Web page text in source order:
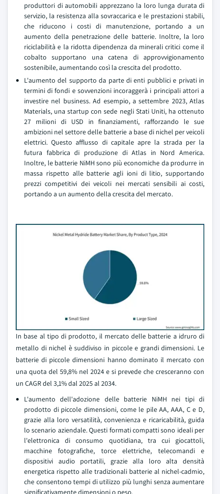
produttori di automobili apprezzano la loro lunga durata di
servizio, la resistenza alla sovraccarica e le prestazioni stabili,
che riducono i costi di manutenzione, portando a un
aumento della penetrazione delle batterie. Inoltre, la loro
riciclabilità e la ridotta dipendenza da minerali critici come il
cobalto supportano una catena di approvvigionamento
sostenibile, aumentando così la crescita del prodotto.
L'aumento del supporto da parte di enti pubblici e privati in
termini di fondi e sovvenzioni incoraggerà i principali attori a
investire nel business. Ad esempio, a settembre 2023, Atlas
Materials, una startup con sede negli Stati Uniti, ha ottenuto
27 milioni di USD in finanziamenti, rafforzando le sue
ambizioni nel settore delle batterie a base di nichel per veicoli
elettrici. Questo afflusso di capitale apre la strada per la
futura fabbrica di produzione di Atlas in Nord America.
Inoltre, le batterie NiMH sono più economiche da produrre in
massa rispetto alle batterie agli ioni di litio, supportando
prezzi competitivi dei veicoli nei mercati sensibili ai costi,
portando a un aumento della crescita del mercato.
In base al tipo di prodotto, il mercato delle batterie a idruro di
metallo di nichel è suddiviso in piccole e grandi dimensioni. Le
batterie di piccole dimensioni hanno dominato il mercato con
una quota del 59,8% nel 2024 e si prevede che cresceranno con
un CAGR del 3,1% dal 2025 al 2034.
L'aumento dell'adozione delle batterie NiMH nei tipi di
prodotto di piccole dimensioni, come le pile AA, AAA, C e D,
grazie alla loro versatilità, convenienza e ricaricabilità, guida
lo scenario aziendale. Questi formati compatti sono ideali per
l'elettronica di consumo quotidiana, tra cui giocattoli,
macchine fotografiche, torce elettriche, telecomandi e
dispositivi audio portatili, grazie alla loro alta densità
energetica rispetto alle tradizionali batterie al nichel-cadmio,
che consentono tempi di utilizzo più lunghi senza aumentare
significativamente dimensioni o peso.